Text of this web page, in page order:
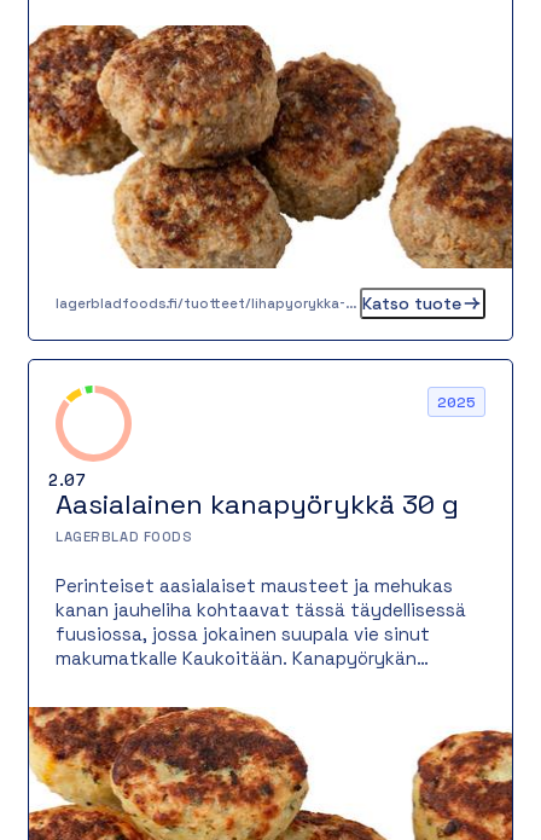
lagerbladfoods.fi/tuotteet/lihapyorykka-30-g Katso tuote
2.07
2025
Aasialainen kanapyörykkä 30 g
LAGERBLAD FOODS
Perinteiset aasialaiset mausteet ja mehukas
kanan jauheliha kohtaavat tässä täydellisessä
fuusiossa, jossa jokainen suupala vie sinut
makumatkalle Kaukoitään. Kanapyörykän
makeuden ja limen raikkaan hapokkuuden
tasapainossa. Aromikkaiden mausteiden kanssa
syntyy vastustamattoman herkullinen pulla.
Tämä pyörykkä on yhtä monipuolinen kuin
maukas – tarjoile se pääruokana, salaatissa,
street foodina tai osana juhlabuffettia. Lisäksi